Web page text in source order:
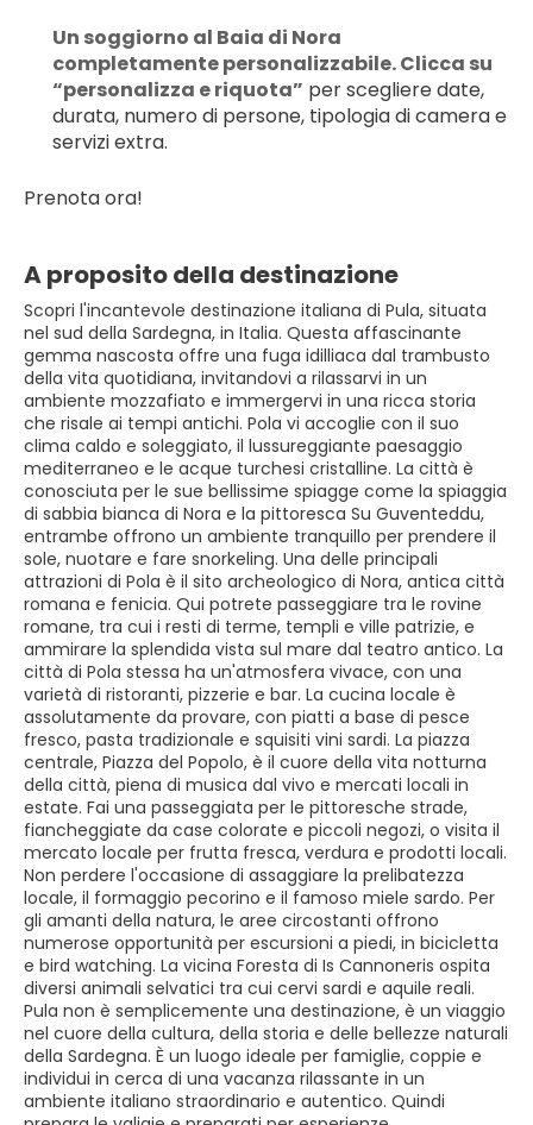
Un soggiorno al Baia di Nora
completamente personalizzabile. Clicca su
“personalizza e riquota” per scegliere date,
durata, numero di persone, tipologia di camera e
servizi extra.
Prenota ora!
A proposito della destinazione
Scopri l'incantevole destinazione italiana di Pula, situata
nel sud della Sardegna, in Italia. Questa affascinante
gemma nascosta offre una fuga idilliaca dal trambusto
della vita quotidiana, invitandovi a rilassarvi in un
ambiente mozzafiato e immergervi in una ricca storia
che risale ai tempi antichi. Pola vi accoglie con il suo
clima caldo e soleggiato, il lussureggiante paesaggio
mediterraneo e le acque turchesi cristalline. La città è
conosciuta per le sue bellissime spiagge come la spiaggia
di sabbia bianca di Nora e la pittoresca Su Guventeddu,
entrambe offrono un ambiente tranquillo per prendere il
sole, nuotare e fare snorkeling. Una delle principali
attrazioni di Pola è il sito archeologico di Nora, antica città
romana e fenicia. Qui potrete passeggiare tra le rovine
romane, tra cui i resti di terme, templi e ville patrizie, e
ammirare la splendida vista sul mare dal teatro antico. La
città di Pola stessa ha un'atmosfera vivace, con una
varietà di ristoranti, pizzerie e bar. La cucina locale è
assolutamente da provare, con piatti a base di pesce
fresco, pasta tradizionale e squisiti vini sardi. La piazza
centrale, Piazza del Popolo, è il cuore della vita notturna
della città, piena di musica dal vivo e mercati locali in
estate. Fai una passeggiata per le pittoresche strade,
fiancheggiate da case colorate e piccoli negozi, o visita il
mercato locale per frutta fresca, verdura e prodotti locali.
Non perdere l'occasione di assaggiare la prelibatezza
locale, il formaggio pecorino e il famoso miele sardo. Per
gli amanti della natura, le aree circostanti offrono
numerose opportunità per escursioni a piedi, in bicicletta
e bird watching. La vicina Foresta di Is Cannoneris ospita
diversi animali selvatici tra cui cervi sardi e aquile reali.
Pula non è semplicemente una destinazione, è un viaggio
nel cuore della cultura, della storia e delle bellezze naturali
della Sardegna. È un luogo ideale per famiglie, coppie e
individui in cerca di una vacanza rilassante in un
ambiente italiano straordinario e autentico. Quindi